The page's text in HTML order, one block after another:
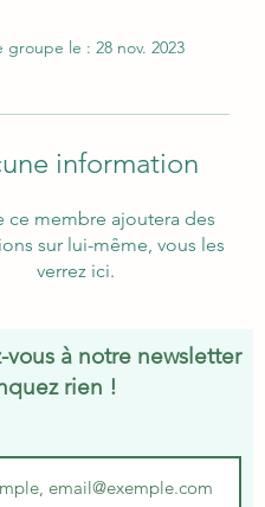
le : 28 nov. 2023
information
ce membre ajoutera des
sur lui-même, vous les
verrez ici.
vous à notre newsletter
rien !